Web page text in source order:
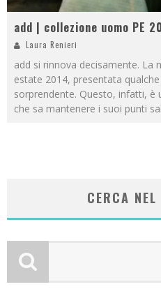
add | collezione uomo PE
Laura Renieri
add si rinnova decisamente. La
estate 2014, presentata
sorprendente. Questo, infatti,
che sa mantenere i suoi punti
CERCA